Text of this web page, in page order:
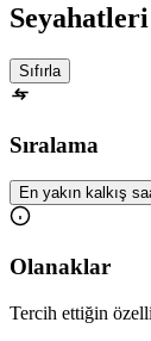
Sıfırla
Sıralama
En yakın kalkış
Olanaklar
Tercih ettiğin